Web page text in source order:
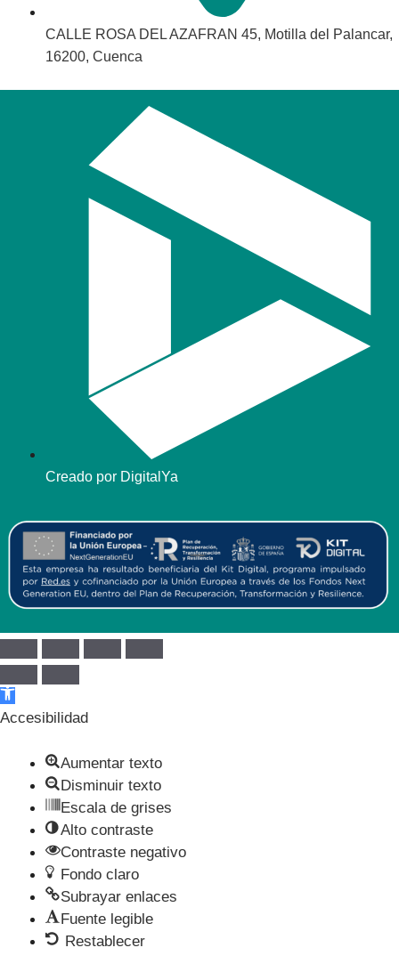
CALLE ROSA DEL AZAFRAN 45, Motilla del Palancar,
16200, Cuenca
Creado por DigitalYa
Abrir barra de herramientas
Accesibilidad
Aumentar texto
Disminuir texto
Escala de grises
Alto contraste
Contraste negativo
Fondo claro
Subrayar enlaces
Fuente legible
Restablecer